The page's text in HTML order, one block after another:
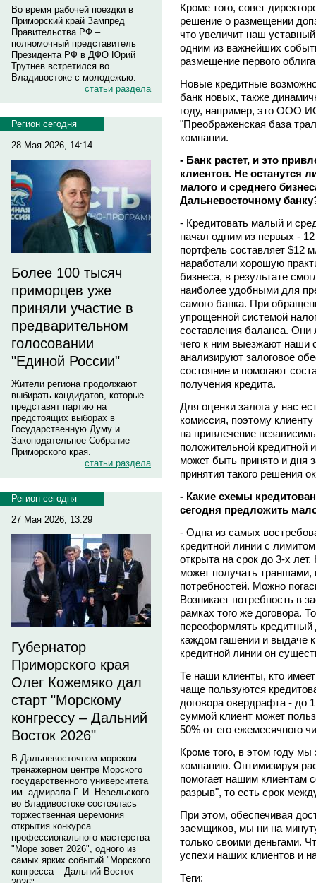
Во время рабочей поездки в
Приморский край Зампред
Правительства РФ –
полномочный представитель
Президента РФ в ДФО Юрий
Трутнев встретился во
Владивостоке с молодежью.
статьи раздела
Регион сегодня
28 Мая 2026, 14:14
Более 100 тысяч
приморцев уже
приняли участие в
предварительном
голосовании
"Единой России"
Жители региона продолжают
выбирать кандидатов, которые
представят партию на
предстоящих выборах в
Государственную Думу и
Законодательное Собрание
Приморского края.
статьи раздела
Регион сегодня
27 Мая 2026, 13:29
Губернатор
Приморского края
Олег Кожемяко дал
старт "Морскому
конгрессу – Дальний
Восток 2026"
В Дальневосточном морском
тренажерном центре Морского
государственного университета
им. адмирала Г. И. Невельского
во Владивостоке состоялась
торжественная церемония
открытия конкурса
профессионального мастерства
"Море зовет 2026", одного из
самых ярких событий "Морского
конгресса – Дальний Восток
Кроме того, совет
решение о размещении
что увеличит наш
одним из важнейших
размещение первого
Новые кредитные
банк новых, также
году, например, это ООО
"Преображенская база
компании.
- Банк растет, и это
клиентов. Не останутся
малого и среднего
Дальневосточному
- Кредитовать малый и
начал одним из первых -
портфель составляет $12
наработали хорошую
бизнеса, в результате
наиболее удобными для
самого банка. При
упрощенной системой
составления баланса. Они
чего к ним выезжают наши
анализируют залоговое
состояние и помогают
получения кредита.
Для оценки залога у нас
комиссия, поэтому
на привлечение
положительной кредитной
может быть принято и дня
принятия такого решения
- Какие схемы
сегодня предложить
- Одна из самых
кредитной линии с
открыта на срок до 3-х
может получать
потребностей. Можно
Возникает потребность в
рамках того же договора.
переоформлять кредитный
каждом гашении и выдаче
кредитной линии он
Те наши клиенты, кто
чаще пользуются
договора овердрафта - до
суммой клиент может
50% от его ежемесячного
Кроме того, в этом году мы
компанию. Оптимизируя
помогает нашим клиентам
разрыв", то есть срок
При этом, обеспечивая
заемщиков, мы ни на
только своими деньгами.
успехи наших клиентов и
Теги: